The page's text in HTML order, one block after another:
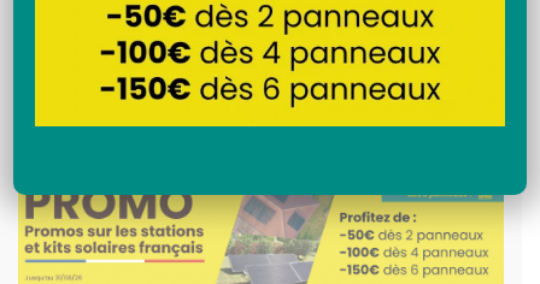
Recherche
Promotions du moment